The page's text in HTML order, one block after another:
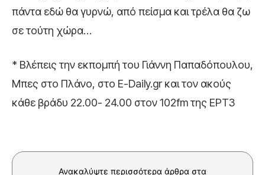
πάντα εδώ θα γυρνώ, από πείσμα και τρέλα θα ζω
σε τούτη χώρα…
* Βλέπεις την εκπομπή του Γιάννη Παπαδόπουλου,
Μπες στο Πλάνο, στο E-Daily.gr και τον ακούς
κάθε βράδυ 22.00- 24.00 στον 102fm της ΕΡΤ3
Ανακαλύψτε περισσότερα άρθρα στα